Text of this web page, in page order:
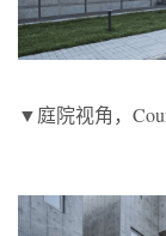
▼庭院视角，